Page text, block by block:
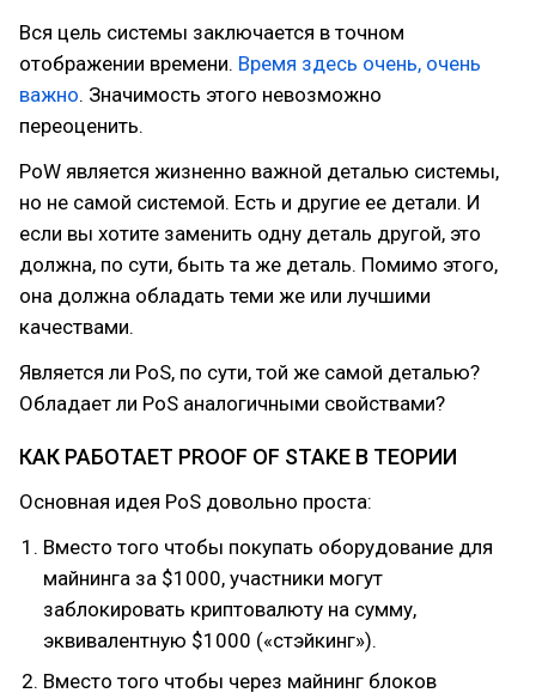
Вся цель системы заключается в точном
отображении времени. Время здесь очень, очень
важно. Значимость этого невозможно
переоценить.
PoW является жизненно важной деталью системы,
но не самой системой. Есть и другие ее детали. И
если вы хотите заменить одну деталь другой, это
должна, по сути, быть та же деталь. Помимо этого,
она должна обладать теми же или лучшими
качествами.
Является ли PoS, по сути, той же самой деталью?
Обладает ли PoS аналогичными свойствами?
КАК РАБОТАЕТ PROOF OF STAKE В ТЕОРИИ
Основная идея PoS довольно проста:
Вместо того чтобы покупать оборудование для
майнинга за $1000, участники могут
заблокировать криптовалюту на сумму,
эквивалентную $1000 («стэйкинг»).
Вместо того чтобы через майнинг блоков